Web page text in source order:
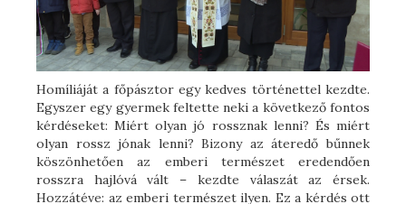
Homíliáját a főpásztor egy kedves történettel kezdte.
Egyszer egy gyermek feltette neki a következő fontos
kérdéseket: Miért olyan jó rossznak lenni? És miért
olyan rossz jónak lenni? Bizony az áteredő bűnnek
köszönhetően az emberi természet eredendően
rosszra hajlóvá vált – kezdte válaszát az érsek.
Hozzátéve: az emberi természet ilyen. Ez a kérdés ott